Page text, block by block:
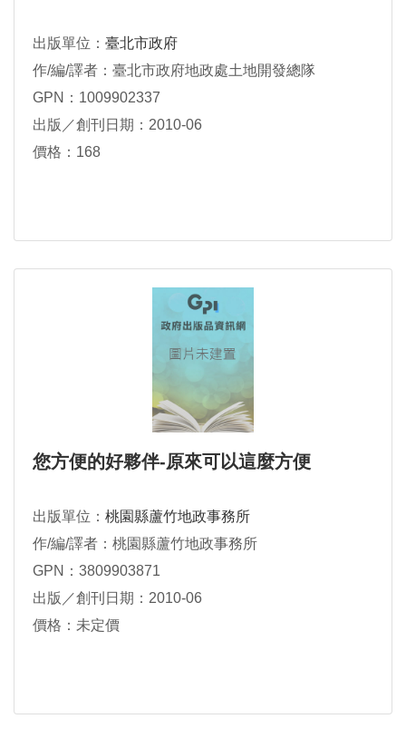
出版單位： 臺北市政府
作/編/譯者：臺北市政府地政處土地開發總隊
GPN：1009902337
出版／創刊日期：2010-06
價格：168
您方便的好夥伴-原來可以這麼方便
出版單位： 桃園縣蘆竹地政事務所
作/編/譯者：桃園縣蘆竹地政事務所
GPN：3809903871
出版／創刊日期：2010-06
價格：未定價